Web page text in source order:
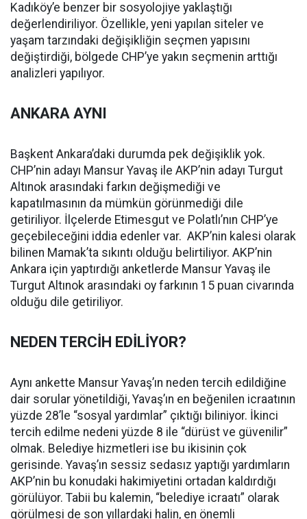
Kadıköy’e benzer bir sosyolojiye yaklaştığı
değerlendiriliyor. Özellikle, yeni yapılan siteler ve
yaşam tarzındaki değişikliğin seçmen yapısını
değiştirdiği, bölgede CHP’ye yakın seçmenin arttığı
analizleri yapılıyor.
ANKARA AYNI
Başkent Ankara’daki durumda pek değişiklik yok.
CHP’nin adayı Mansur Yavaş ile AKP’nin adayı Turgut
Altınok arasındaki farkın değişmediği ve
kapatılmasının da mümkün görünmediği dile
getiriliyor. İlçelerde Etimesgut ve Polatlı’nın CHP’ye
geçebileceğini iddia edenler var. AKP’nin kalesi olarak
bilinen Mamak’ta sıkıntı olduğu belirtiliyor. AKP’nin
Ankara için yaptırdığı anketlerde Mansur Yavaş ile
Turgut Altınok arasındaki oy farkının 15 puan civarında
olduğu dile getiriliyor.
NEDEN TERCİH EDİLİYOR?
Aynı ankette Mansur Yavaş’ın neden tercih edildiğine
dair sorular yönetildiği, Yavaş’ın en beğenilen icraatının
yüzde 28’le “sosyal yardımlar” çıktığı biliniyor. İkinci
tercih edilme nedeni yüzde 8 ile “dürüst ve güvenilir”
olmak. Belediye hizmetleri ise bu ikisinin çok
gerisinde. Yavaş’ın sessiz sedasız yaptığı yardımların
AKP’nin bu konudaki hakimiyetini ortadan kaldırdığı
görülüyor. Tabii bu kalemin, “belediye icraatı” olarak
görülmesi de son yıllardaki halin, en önemli